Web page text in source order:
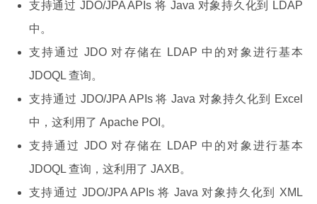
支持通过 JDO/JPA APIs 将 Java 对象持久化到 LDAP
中。
支持通过 JDO 对存储在 LDAP 中的对象进行基本
JDOQL 查询。
支持通过 JDO/JPA APIs 将 Java 对象持久化到 Excel
中，这利用了 Apache POI。
支持通过 JDO 对存储在 LDAP 中的对象进行基本
JDOQL 查询，这利用了 JAXB。
支持通过 JDO/JPA APIs 将 Java 对象持久化到 XML